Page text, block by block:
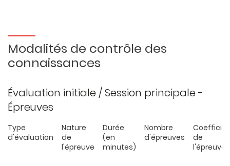
Modalités de contrôle des
connaissances
Évaluation initiale / Session principale -
Épreuves
Type
d'évaluation
Nature
de
l'épreuve
Durée
(en
minutes)
Nombre
d'épreuves
de
l'épreuve